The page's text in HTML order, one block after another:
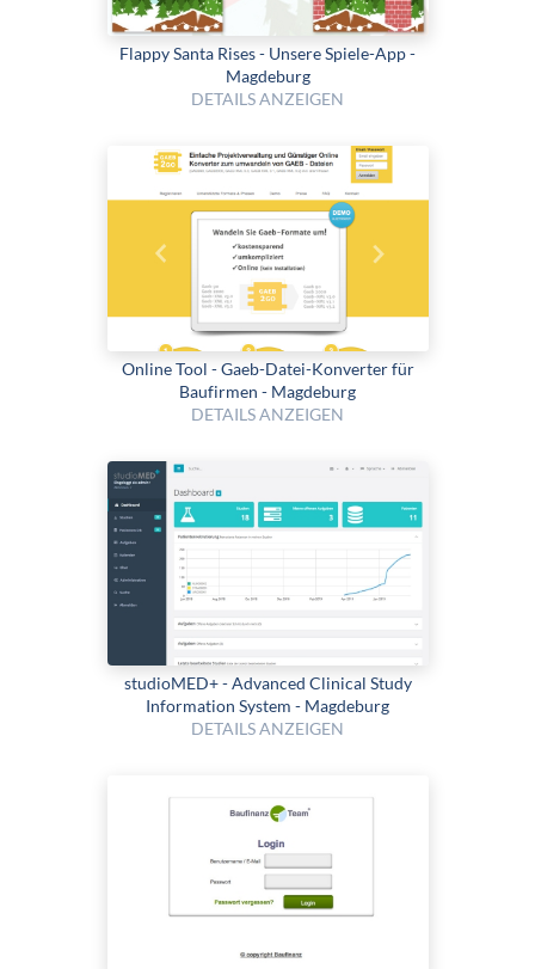
Flappy Santa Rises - Unsere Spiele-App -
Magdeburg
DETAILS ANZEIGEN
Online Tool - Gaeb-Datei-Konverter für
Baufirmen - Magdeburg
DETAILS ANZEIGEN
studioMED+ - Advanced Clinical Study
Information System - Magdeburg
DETAILS ANZEIGEN